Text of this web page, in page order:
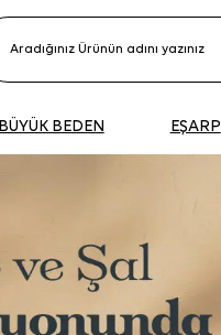
BÜYÜK BEDEN EŞARP